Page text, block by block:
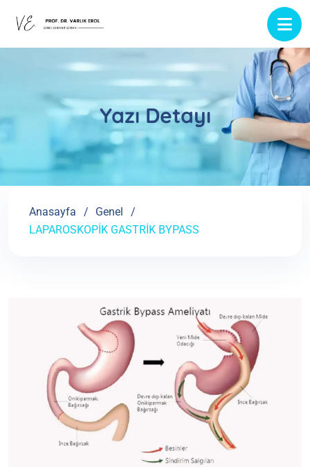
Yazı Detayı
Anasayfa
Genel
LAPAROSKOPİK GASTRİK BYPASS